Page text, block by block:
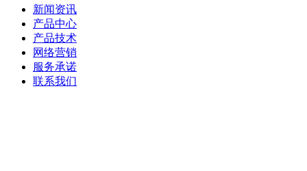
新闻资讯
产品中心
产品技术
网络营销
服务承诺
联系我们